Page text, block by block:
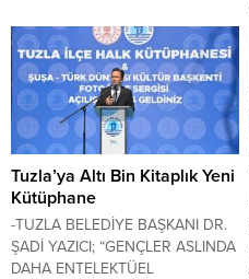
kaleme aldığı, Nihat Nadi Ülger’in
yönetmenliğini üstlendiği tek
perdelik trajikomik oyun, Soğanlık
Kültür Merkezi’nde sahnelendi.
Oyuncular Emin Maltepe ve Nihat
Nadi Ülger’in etkileyici
performansı Kartallı
sanatseverlerden büyük...
Tuzla’ya Altı Bin Kitaplık Yeni
Kütüphane
-TUZLA BELEDİYE BAŞKANI DR.
ŞADİ YAZICI; “GENÇLER ASLINDA
DAHA ENTELEKTÜEL